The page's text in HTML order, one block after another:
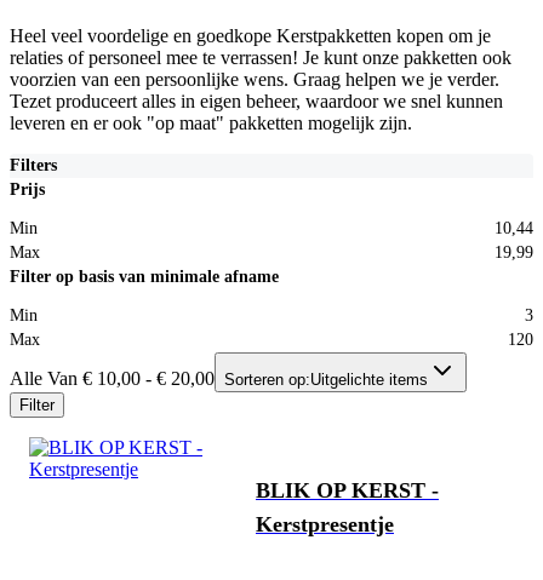
Heel veel voordelige en goedkope Kerstpakketten kopen om je
relaties of personeel mee te verrassen! Je kunt onze pakketten ook
voorzien van een persoonlijke wens. Graag helpen we je verder.
Tezet produceert alles in eigen beheer, waardoor we snel kunnen
leveren en er ook "op maat" pakketten mogelijk zijn.
Filters
Prijs
Min
10,44
Max
19,99
Filter op basis van minimale afname
Min
3
Max
120
Alle Van € 10,00 - € 20,00 Sorteren op:Uitgelichte items
Filter
BLIK OP KERST -
Kerstpresentje